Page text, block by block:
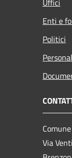
Enti e
Politici
Via